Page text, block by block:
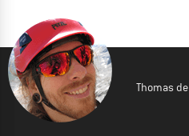
Thomas